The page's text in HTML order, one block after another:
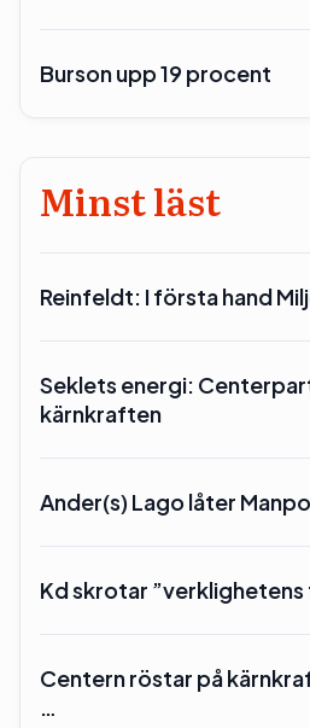
Burson upp 19 procent
Minst läst
Reinfeldt: I första hand
Seklets energi:
kärnkraften
Ander(s) Lago låter
Kd skrotar ”verklighetens
Centern röstar på
…